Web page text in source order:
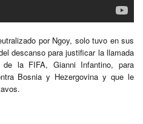
por Ngoy, solo tuvo en sus
descanso para justificar la llamada
la FIFA, Gianni Infantino, para
Bosnia y Hezergovina y que le